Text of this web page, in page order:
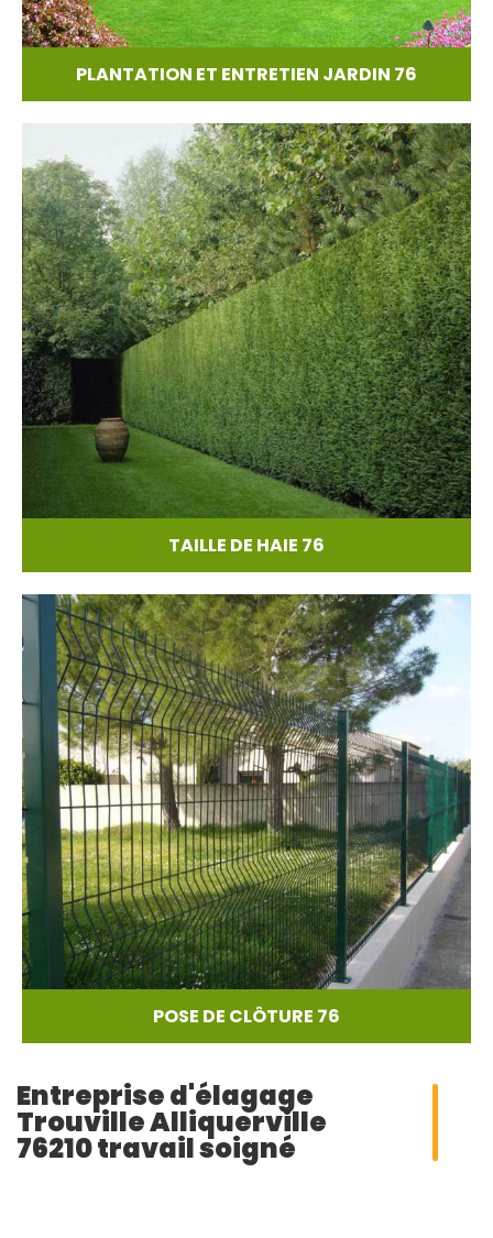
PLANTATION ET ENTRETIEN JARDIN 76
TAILLE DE HAIE 76
POSE DE CLÔTURE 76
Entreprise d'élagage
Trouville Alliquerville
76210 travail soigné